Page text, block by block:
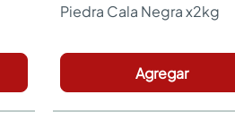
Piedra Cala Negra x2kg
Agregar